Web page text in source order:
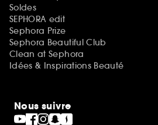
Soldes
SEPHORA edit
Sephora Prize
Sephora Beautiful Club
Clean at Sephora
Idées & Inspirations Beauté
Nous suivre